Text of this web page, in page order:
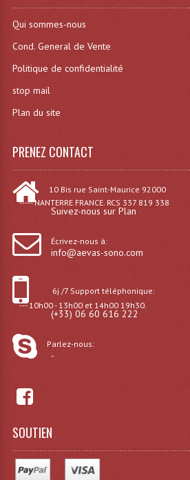
Digital Package Et
Enregistreur
Microphones Scène Et
Microphones
Micro Sans Fil HF VHF
Micros De Studio
Qui sommes-nous
Cond. General de Vente
Politique de confidentialité
stop mail
Plan du site
PRENEZ CONTACT
10 Bis rue Saint-Maurice 92000
----- NANTERRE FRANCE. RCS 337 819 338
Suivez-nous sur Plan
Écrivez-nous à:
info@aevas-sono.com
6j /7 Support téléphonique:
--- 10h00 - 13h00 et 14h00 19h30.
(+33) 06 60 616 222
Parlez-nous:
-
SOUTIEN